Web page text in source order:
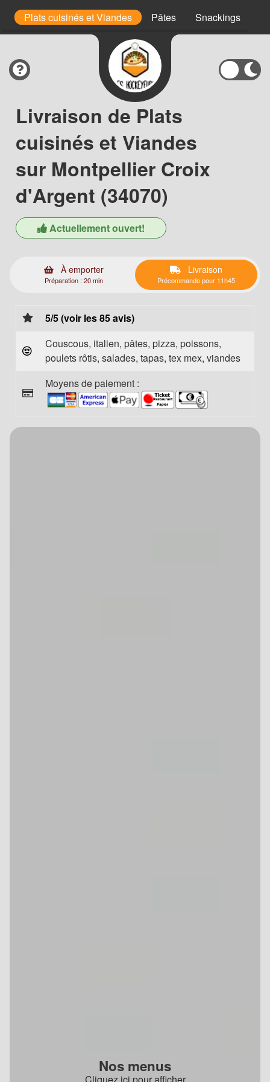
Plats cuisinés et Viandes Pâtes Snackings
Livraison de Plats
cuisinés et Viandes
sur Montpellier Croix
d'Argent (34070)
Actuellement ouvert!
À emporter
Préparation : 20 min
Livraison
Précommande pour 11h45
5/5 (voir les 85 avis)
Couscous, italien, pâtes, pizza, poissons,
poulets rôtis, salades, tapas, tex mex, viandes
Moyens de paiement :
Nos menus